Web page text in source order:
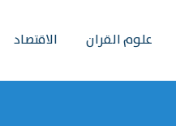
علوم القران الاقتصاد